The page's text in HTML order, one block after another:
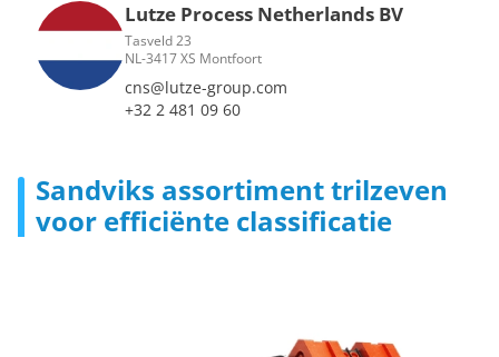
Lutze Process Netherlands BV
Tasveld 23
NL-3417 XS Montfoort
cns@lutze-group.com
+32 2 481 09 60
Sandviks assortiment trilzeven
voor efficiënte classificatie